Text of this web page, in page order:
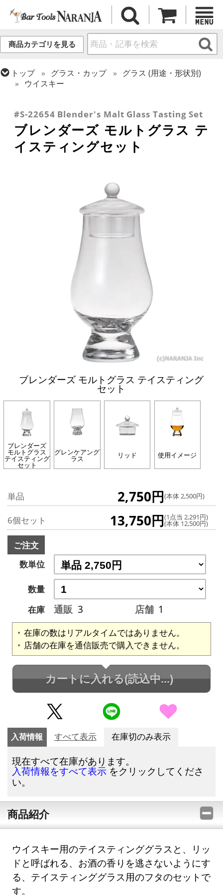
商品カテゴリを見る
トップ グラス・カップ
グラス (用途・形状別)
ウイスキー
その他ブランド
#S-22654 Blender's Malt Glass Tasting Set
ブレンダーズ モルトグラス テ
イスティングセット
ブレンダーズ モルトグラス テイスティング
セット
ブレンダーズ
モルトグラス
テイスティング
セット
グレンケアング
ラス リッド 使用イメージ
単品 2,750円(本体 2,500円)
6個セット 13,750円(1点当 2,291円)
(本体 12,500円)
ご注文
数単位
数量
在庫
通販 3 店舗 1
在庫の数はリアルタイムではありません。
店舗の在庫を通信販売で購入できません。
カートに入れる(読込中...)
入荷情報 すべて表示 在庫切のみ表示
現在すべて在庫があります。
入荷情報をすべて表示 をクリックしてくださ
い。
商品紹介
ウイスキー用のテイスティンググラスと、リッ
ドと呼ばれる、お酒の香りを逃さないようにす
る、テイスティンググラス用のフタのセットで
す。